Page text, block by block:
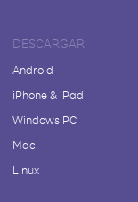
DESCARGAR
Android
iPhone & iPad
Windows PC
Mac
Linux